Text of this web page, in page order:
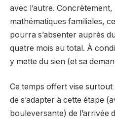
avec l’autre.
mathématiques familiales,
pourra s’absenter auprès
quatre mois au total. À
y mette du sien (et sa
Ce temps offert vise
de s’adapter à cette étape
bouleversante) de l’arrivée